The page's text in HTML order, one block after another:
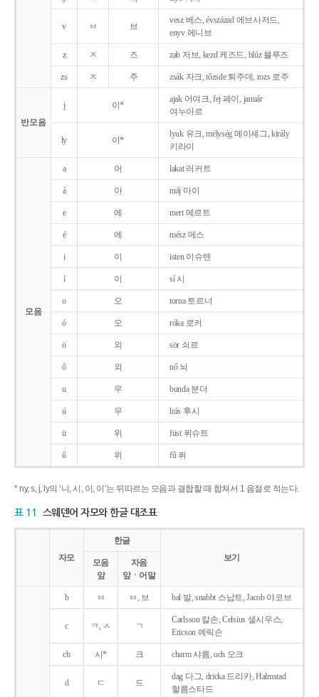
v ㅂ 브
vesz 베스, évszázad 에브사저드,
enyv 에니브
z ㅈ 즈 zab 저브, kezd 케즈드, blúz 블루즈
zs ㅈ 주 zsák 자크, tőzsde 퇴주데, rozs 로주
반모음
j 이*
ajak 어여크, fej 페이, január
여누아르
ly 이*
lyuk 유크, mélység 메이셰그, király
키라이
모음
a 어 lakat 러커트
á 아 máj 마이
e 에 mert 메르트
é 에 mész 메스
i 이 isten 이슈텐
í 이 sí 시
o 오 torna 토르너
ó 오 róka 로커
ö 외 sör 쇠르
ő 외 nő 뇌
u 우 bunda 분더
ú 우 hús 후시
ü 위 füst 퓌슈트
ű 위 fű 퓌
* ny, s, j, ly의 ‘니, 시, 이, 이’는 뒤따르는 모음과 결합할 때 합쳐서 1 음절로 적는다.
표 11 스웨덴어 자모와 한글 대조표
자모
한글
보기
모음
앞
자음
앞ㆍ어말
b ㅂ ㅂ, 브 bal 발, snabbt 스납트, Jacob 야코브
c ㅋ, ㅅ ㄱ
Carlsson 칼손, Celsius 셀시우스,
Ericson 에릭손
ch 시* 크 charm 샤름, och 오크
d ㄷ 드
dag 다그, dricka 드리카, Halmstad
할름스타드